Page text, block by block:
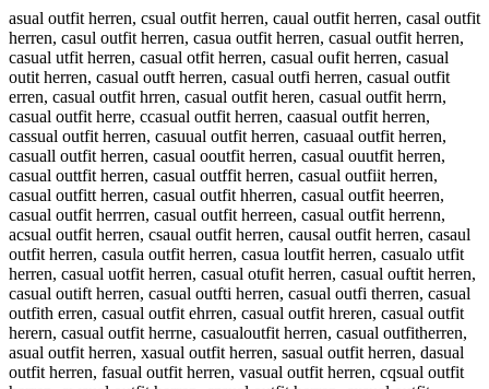
asual outfit herren, csual outfit herren, caual outfit herren, casal outfit
herren, casul outfit herren, casua outfit herren, casual outfit herren,
casual utfit herren, casual otfit herren, casual oufit herren, casual
outit herren, casual outft herren, casual outfi herren, casual outfit
erren, casual outfit hrren, casual outfit heren, casual outfit herrn,
casual outfit herre, ccasual outfit herren, caasual outfit herren,
cassual outfit herren, casuual outfit herren, casuaal outfit herren,
casuall outfit herren, casual ooutfit herren, casual ouutfit herren,
casual outtfit herren, casual outffit herren, casual outfiit herren,
casual outfitt herren, casual outfit hherren, casual outfit heerren,
casual outfit herrren, casual outfit herreen, casual outfit herrenn,
acsual outfit herren, csaual outfit herren, causal outfit herren, casaul
outfit herren, casula outfit herren, casua loutfit herren, casualo utfit
herren, casual uotfit herren, casual otufit herren, casual ouftit herren,
casual outift herren, casual outfti herren, casual outfi therren, casual
outfith erren, casual outfit ehrren, casual outfit hreren, casual outfit
herern, casual outfit herrne, casualoutfit herren, casual outfitherren,
asual outfit herren, xasual outfit herren, sasual outfit herren, dasual
outfit herren, fasual outfit herren, vasual outfit herren, cqsual outfit